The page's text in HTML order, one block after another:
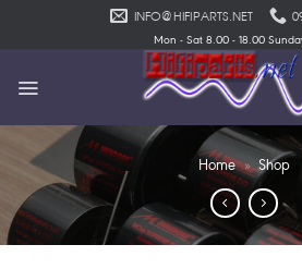
INFO@HIFIPARTS.NET
Mon - Sat 8.00 - 18.00
Home » Shop